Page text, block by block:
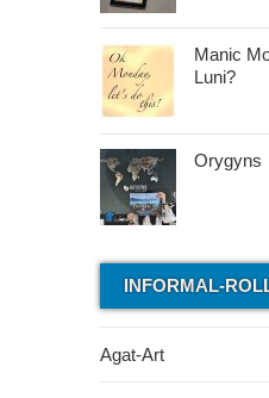
Manic
Luni?
Orygyns
INFORMAL-
Agat-Art